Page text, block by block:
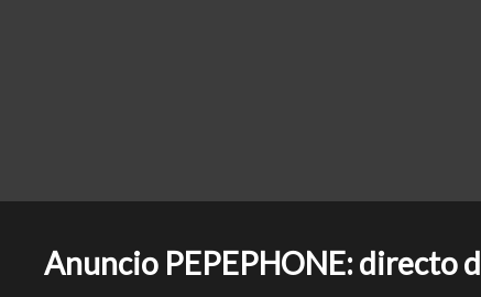
Anuncio PEPEPHONE: directo